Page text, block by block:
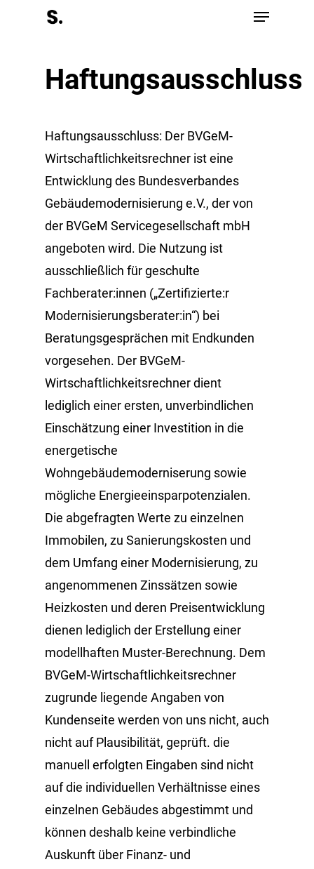
Menu
Haftungsausschluss
Haftungsausschluss: Der BVGeM-
Wirtschaftlichkeitsrechner ist eine
Entwicklung des Bundesverbandes
Gebäudemodernisierung e.V., der von
der BVGeM Servicegesellschaft mbH
angeboten wird. Die Nutzung ist
ausschließlich für geschulte
Fachberater:innen („Zertifizierte:r
Modernisierungsberater:in“) bei
Beratungsgesprächen mit Endkunden
vorgesehen. Der BVGeM-
Wirtschaftlichkeitsrechner dient
lediglich einer ersten, unverbindlichen
Einschätzung einer Investition in die
energetische
Wohngebäudemoderniserung sowie
mögliche Energieeinsparpotenzialen.
Die abgefragten Werte zu einzelnen
Immobilen, zu Sanierungskosten und
dem Umfang einer Modernisierung, zu
angenommenen Zinssätzen sowie
Heizkosten und deren Preisentwicklung
dienen lediglich der Erstellung einer
modellhaften Muster-Berechnung. Dem
BVGeM-Wirtschaftlichkeitsrechner
zugrunde liegende Angaben von
Kundenseite werden von uns nicht, auch
nicht auf Plausibilität, geprüft. die
manuell erfolgten Eingaben sind nicht
auf die individuellen Verhältnisse eines
einzelnen Gebäudes abgestimmt und
können deshalb keine verbindliche
Auskunft über Finanz- und